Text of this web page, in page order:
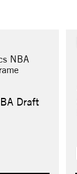
Draft